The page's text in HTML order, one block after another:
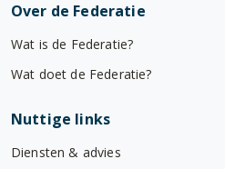
Over de Federatie
Wat is de Federatie?
Wat doet de Federatie?
Nuttige links
Diensten & advies